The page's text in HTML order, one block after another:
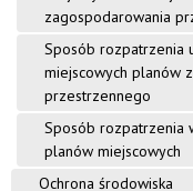
zagospodarowania
Sposób rozpatrzenia
miejscowych planów
przestrzennego
Sposób rozpatrzenia
planów miejscowych
Ochrona środowiska